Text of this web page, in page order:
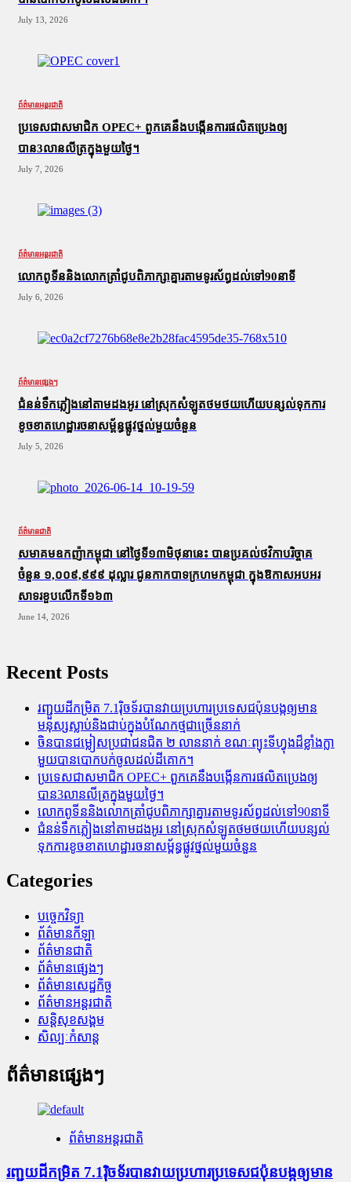
July 13, 2026
ព័ត៌មានអន្តរជាតិ
ប្រទេសជាសមាជិក OPEC+​ ពួកគេនឹងបង្កើនការផលិតប្រេងឲ្យ
បាន3លានលីត្រក្នុងមួយថ្ងៃ។
July 7, 2026
ព័ត៌មានអន្តរជាតិ
លោកពូទីននិងលោកត្រាំជូបពិភាក្សាគ្នារតាមទូរស័ព្ធដល់ទៅ90នាទី
July 6, 2026
ព័ត៌មានផ្សេងៗ
ជំនន់​ទឹកភ្លៀង​នៅ​តាម​ដងអូរ​ នៅ​ស្រុក​សំឡូត​ថមថយ​ហើយ​បន្សល់​ទុក​ការ​
ខូចខាត​ហេដ្ឋារចនាសម្ព័ន្ធ​ផ្លូវថ្នល់​មួយ​ចំនួន
July 5, 2026
ព័ត៌មានជាតិ
សមាគមឧកញ៉ាកម្ពុជា នៅថ្ងៃទី១៣មិថុនានេះ បានប្រគល់ថវិកាបរិច្ចាគ
ចំនួន ១,០០៩,៩៩៩ ដុល្លារ ជូនកាកបាទក្រហមកម្ពុជា ក្នុងឱកាសអបអរ
សាទរខួបលើកទី១៦៣
June 14, 2026
Recent Posts
រញ្ជួយដីកម្រិត​ 7.1រ៉ិចទ័របានវាយប្រហារប្រទេសជប៉ុនបង្កឲ្យមាន
មនុស្សស្លាប់​និង​ជាប់ក្នុងបំណែកថ្មជាច្រើននាក់
ចិនបានជម្លៀសប្រជាជនជិត ២ លាននាក់ ខណៈព្យុះទីហ្វុងដ៏ខ្លាំងក្លា
មួយបានបោកបក់ចូលដល់ដីគោក។
ប្រទេសជាសមាជិក OPEC+​ ពួកគេនឹងបង្កើនការផលិតប្រេងឲ្យ
បាន3លានលីត្រក្នុងមួយថ្ងៃ។
លោកពូទីននិងលោកត្រាំជូបពិភាក្សាគ្នារតាមទូរស័ព្ធដល់ទៅ90នាទី
ជំនន់​ទឹកភ្លៀង​នៅ​តាម​ដងអូរ​ នៅ​ស្រុក​សំឡូត​ថមថយ​ហើយ​បន្សល់​
ទុក​ការ​ខូចខាត​ហេដ្ឋារចនាសម្ព័ន្ធ​ផ្លូវថ្នល់​មួយ​ចំនួន
Categories
បច្ចេកវិទ្យា
ព័ត៌មានកីឡា
ព័ត៌មានជាតិ
ព័ត៌មានផ្សេងៗ
ព័ត៌មានសេដ្ឋកិច្ច
ព័ត៌មានអន្តរជាតិ
សន្តិសុខសង្គម
សិល្បៈកំសាន្ត
ព័ត៌មានផ្សេងៗ
ព័ត៌មានអន្តរជាតិ
រញ្ជួយដីកម្រិត​ 7.1រ៉ិចទ័របានវាយប្រហារប្រទេសជប៉ុនបង្កឲ្យមាន